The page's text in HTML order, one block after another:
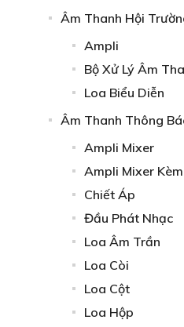
Âm Thanh Hội
Ampli
Bộ Xử Lý Âm
Loa Biểu Diễn
Âm Thanh Thông
Ampli Mixer
Ampli Mixer
Chiết Áp
Đầu Phát Nhạc
Loa Âm Trần
Loa Còi
Loa Cột
Loa Hộp